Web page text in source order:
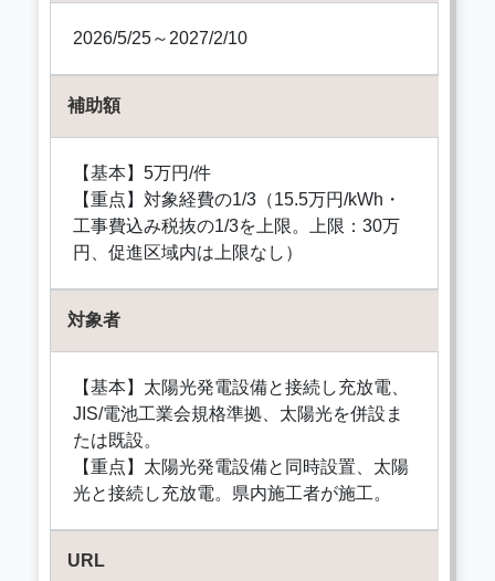
2026/5/25～2027/2/10
補助額
【基本】5万円/件
【重点】対象経費の1/3（15.5万円/kWh・
工事費込み税抜の1/3を上限。上限：30万
円、促進区域内は上限なし）
対象者
【基本】太陽光発電設備と接続し充放電、
JIS/電池工業会規格準拠、太陽光を併設ま
たは既設。
【重点】太陽光発電設備と同時設置、太陽
光と接続し充放電。県内施工者が施工。
URL